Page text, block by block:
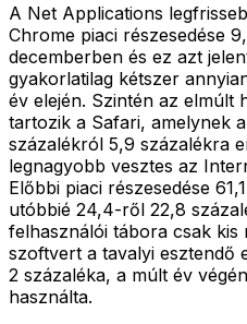
A Net Applications
Chrome piaci részesedése
decemberben és ez azt
gyakorlatilag kétszer
év elején. Szintén az elmúlt
tartozik a Safari, amelynek
százalékról 5,9 százalékra
legnagyobb vesztes az
Előbbi piaci részesedése
utóbbié 24,4-ről 22,8
felhasználói tábora csak
szoftvert a tavalyi esztendő
2 százaléka, a múlt év
használta.